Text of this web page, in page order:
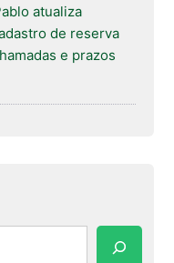
atualiza
de reserva
e prazos